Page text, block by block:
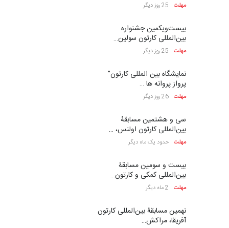
مهلت 8 روز دیگر
فراخوان مسابقۀ بین‌المللی
کارتون و تصویرگری،…
مهلت 8 روز دیگر
بیست و هشتمین مسابقه
بین‌المللی کارتون لهستا…
مهلت 8 روز دیگر
ششمین جشنواره بین‌المللی
کاریکاتور CIK Damad…
مهلت 8 روز دیگر
ششمین جشنوارۀ بین‌المللی
کارتون «لبخند دریا»…
مهلت 23 روز دیگر
دهمین جشنوارۀ بین‌المللی
کارتون گالوی ، ایرل…